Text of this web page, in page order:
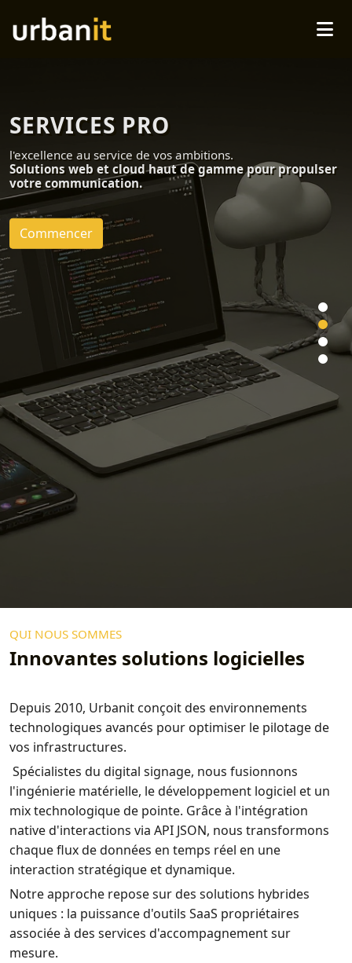
SERVICES PRO
l'excellence au service de vos ambitions.
Solutions web et cloud haut de gamme pour propulser
votre communication.
Commencer
QUI NOUS SOMMES
Innovantes solutions logicielles
Depuis 2010, Urbanit conçoit des environnements
technologiques avancés pour optimiser le pilotage de
vos infrastructures.
Spécialistes du digital signage, nous fusionnons
l'ingénierie matérielle, le développement logiciel et un
mix technologique de pointe. Grâce à l'intégration
native d'interactions via API JSON, nous transformons
chaque flux de données en temps réel en une
interaction stratégique et dynamique.
Notre approche repose sur des solutions hybrides
uniques : la puissance d'outils SaaS propriétaires
associée à des services d'accompagnement sur
mesure.